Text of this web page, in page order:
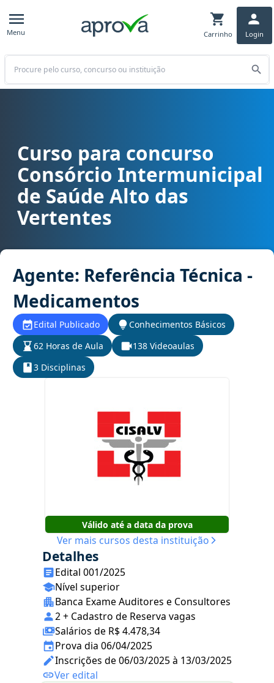
Menu Carrinho Login
Buscar
Curso para concurso CISALV - Consórcio Intermunicipal de
Curso para concurso
Consórcio Intermunicipal
de Saúde Alto das
Vertentes
Agente: Referência Técnica -
Medicamentos
Edital Publicado
Conhecimentos Básicos
62 Horas de Aula
138 Videoaulas
3 Disciplinas
Válido até a data da prova
Ver mais cursos desta instituição
Detalhes
Edital 001/2025
Nível superior
Banca Exame Auditores e Consultores
2 + Cadastro de Reserva vagas
Salários de R$ 4.478,34
Prova dia 06/04/2025
Inscrições de 06/03/2025 à 13/03/2025
Ver edital